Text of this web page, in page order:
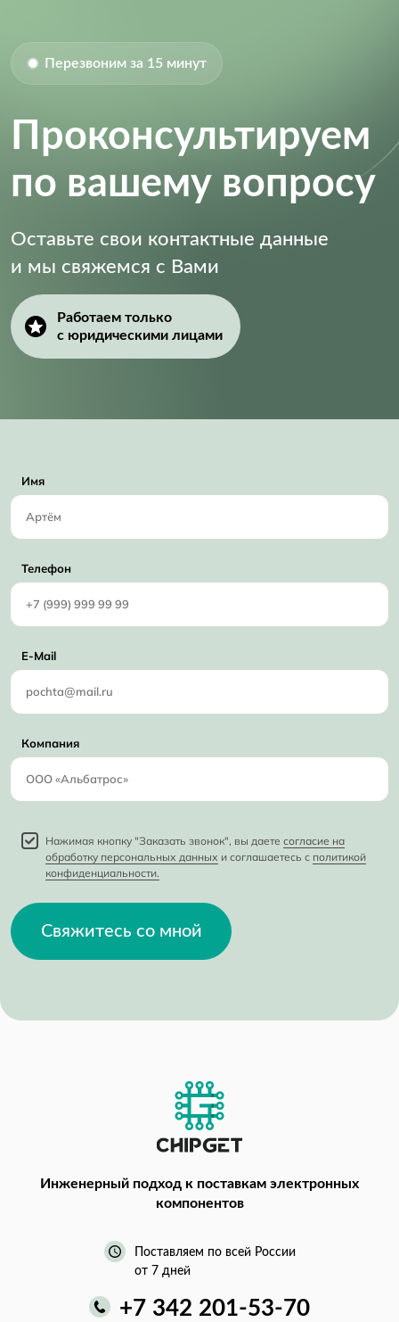
Перезвоним за 15 минут
Проконсультируем
по вашему вопросу
Оставьте свои контактные данные
и мы свяжемся с Вами
Работаем только
с юридическими лицами
Имя
Телефон
E-Mail
Компания
Нажимая кнопку "Заказать звонок", вы даете согласие на
обработку персональных данных и соглашаетесь с политикой
конфиденциальности.
Свяжитесь со мной
Инженерный подход к поставкам электронных
компонентов
Поставляем по всей России
от 7 дней
+7 342 201-53-70